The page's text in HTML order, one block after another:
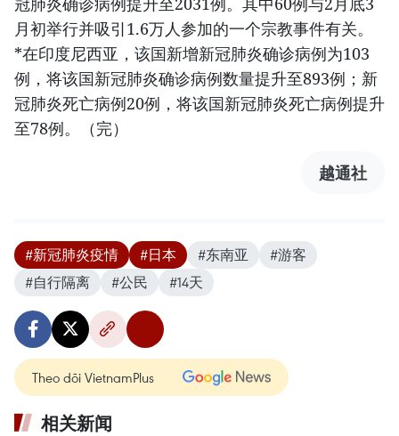
月初举行并吸引1.6万人参加的一个宗教事件有关。
*在印度尼西亚，该国新增新冠肺炎确诊病例为103
例，将该国新冠肺炎确诊病例数量提升至893例；新
冠肺炎死亡病例20例，将该国新冠肺炎死亡病例提升
至78例。（完）
越通社
#新冠肺炎疫情 #日本 #东南亚
#游客
#自行隔离
#公民 #14天
Theo dõi VietnamPlus
相关新闻